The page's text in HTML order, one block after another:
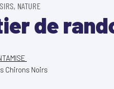
NATURE
de
Chirons Noirs